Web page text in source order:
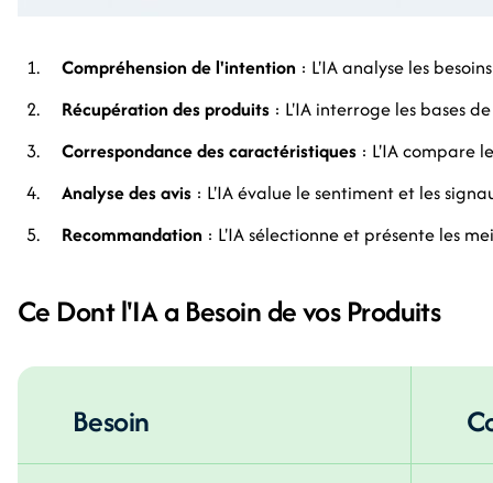
Compréhension de l'intention : L'IA analyse les
Récupération des produits : L'IA interroge les bases
Correspondance des caractéristiques : L'IA compare
Analyse des avis : L'IA évalue le sentiment et les
Recommandation : L'IA sélectionne et présente les
Ce Dont l'IA a Besoin de vos Produits
Besoin